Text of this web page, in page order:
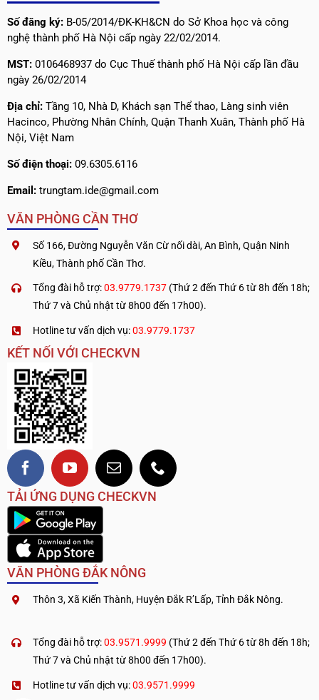
Số đăng ký: B-05/2014/ĐK-KH&CN do Sở Khoa học và công
nghệ thành phố Hà Nội cấp ngày 22/02/2014.
MST: 0106468937 do Cục Thuế thành phố Hà Nội cấp lần đầu
ngày 26/02/2014
Địa chỉ: Tầng 10, Nhà D, Khách sạn Thể thao, Làng sinh viên
Hacinco, Phường Nhân Chính, Quận Thanh Xuân, Thành phố Hà
Nội, Việt Nam
Số điện thoại: 09.6305.6116
Email: trungtam.ide@gmail.com
VĂN PHÒNG CẦN THƠ
Số 166, Đường Nguyễn Văn Cừ nối dài, An Bình, Quận Ninh
Kiều, Thành phố Cần Thơ.
Tổng đài hỗ trợ:03.9779.1737 (Thứ 2 đến Thứ 6 từ 8h đến 18h;
Thứ 7 và Chủ nhật từ 8h00 đến 17h00).
Hotline tư vấn dịch vụ:03.9779.1737
KẾT NỐI VỚI CHECKVN
TẢI ỨNG DỤNG CHECKVN
VĂN PHÒNG ĐẮK NÔNG
Thôn 3, Xã Kiến Thành, Huyện Đắk R’Lấp, Tỉnh Đắk Nông.
Tổng đài hỗ trợ:03.9571.9999 (Thứ 2 đến Thứ 6 từ 8h đến 18h;
Thứ 7 và Chủ nhật từ 8h00 đến 17h00).
Hotline tư vấn dịch vụ:03.9571.9999